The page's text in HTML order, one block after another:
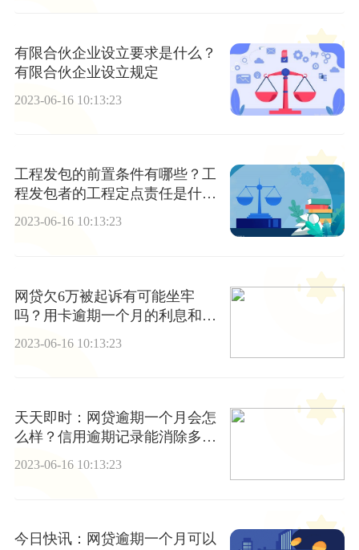
有限合伙企业设立要求是什么？
有限合伙企业设立规定
2023-06-16 10:13:23
工程发包的前置条件有哪些？工
程发包者的工程定点责任是什
么？ 每日视点
2023-06-16 10:13:23
网贷欠6万被起诉有可能坐牢
吗？用卡逾期一个月的利息和逾
2023-06-16 10:13:23
天天即时：网贷逾期一个月会怎
么样？信用逾期记录能消除多
久？
2023-06-16 10:13:23
今日快讯：网贷逾期一个月可以